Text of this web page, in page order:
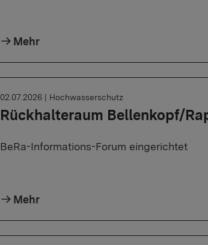
Mehr
Rückhalteraum Bellenkopf/
02.07.2026 | Hochwasserschutz
BeRa-Informations-Forum eingerichtet
Mehr